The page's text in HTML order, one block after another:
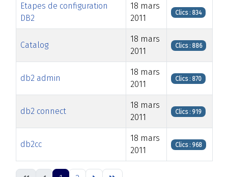
Etapes de configuration
DB2
18 mars
2011
Clics : 834
Catalog
18 mars
2011
Clics : 886
db2 admin
18 mars
2011
Clics : 870
db2 connect
18 mars
2011
Clics : 919
db2cc
18 mars
2011
Clics : 968